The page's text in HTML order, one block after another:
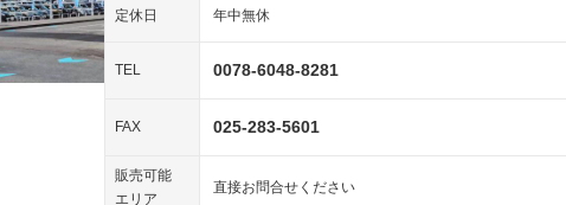
シートエアコン 全周囲カメラ
エアサスペンション
定休日 年中無休
TEL 0078-6048-8281
FAX 025-283-5601
販売可能
エリア
直接お問合せください